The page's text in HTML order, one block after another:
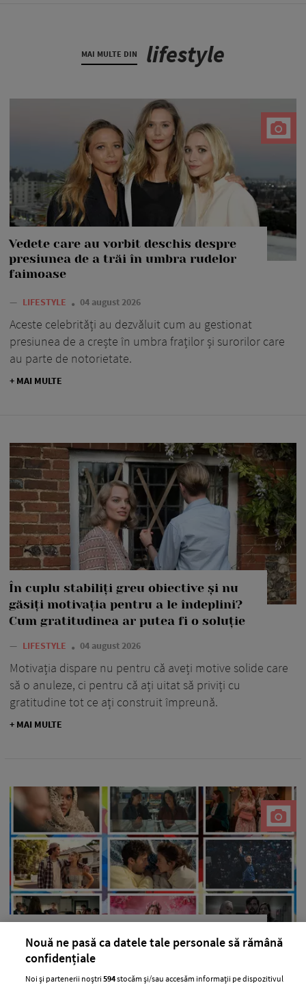
MAI MULTE DIN lifestyle
Vedete care au vorbit deschis despre
presiunea de a trăi în umbra rudelor
faimoase
— LIFESTYLE 04 august 2026
Aceste celebrități au dezvăluit cum au gestionat
presiunea de a crește în umbra fraților și surorilor care
au parte de notorietate.
+ MAI MULTE
În cuplu stabiliți greu obiective și nu
găsiți motivația pentru a le îndeplini?
Cum gratitudinea ar putea fi o soluție
— LIFESTYLE 04 august 2026
Motivația dispare nu pentru că aveți motive solide care
să o anuleze, ci pentru că ați uitat să priviți cu
gratitudine tot ce ați construit împreună.
+ MAI MULTE
august 2026 pe Netflix
LIFESTYLE 04 august 2026
Nouă ne pasă ca datele tale personale să rămână
confidențiale
Noi și partenerii noștri594stocăm și/sau accesăm informații pe dispozitivul